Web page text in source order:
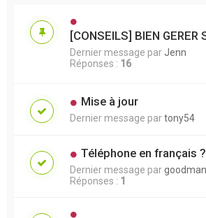
[CONSEILS] BIEN GERER
Dernier message par Jenn
Réponses : 16
Mise à jour
Dernier message partony54
Téléphone en français ?
Dernier message pargoodman
Réponses : 1